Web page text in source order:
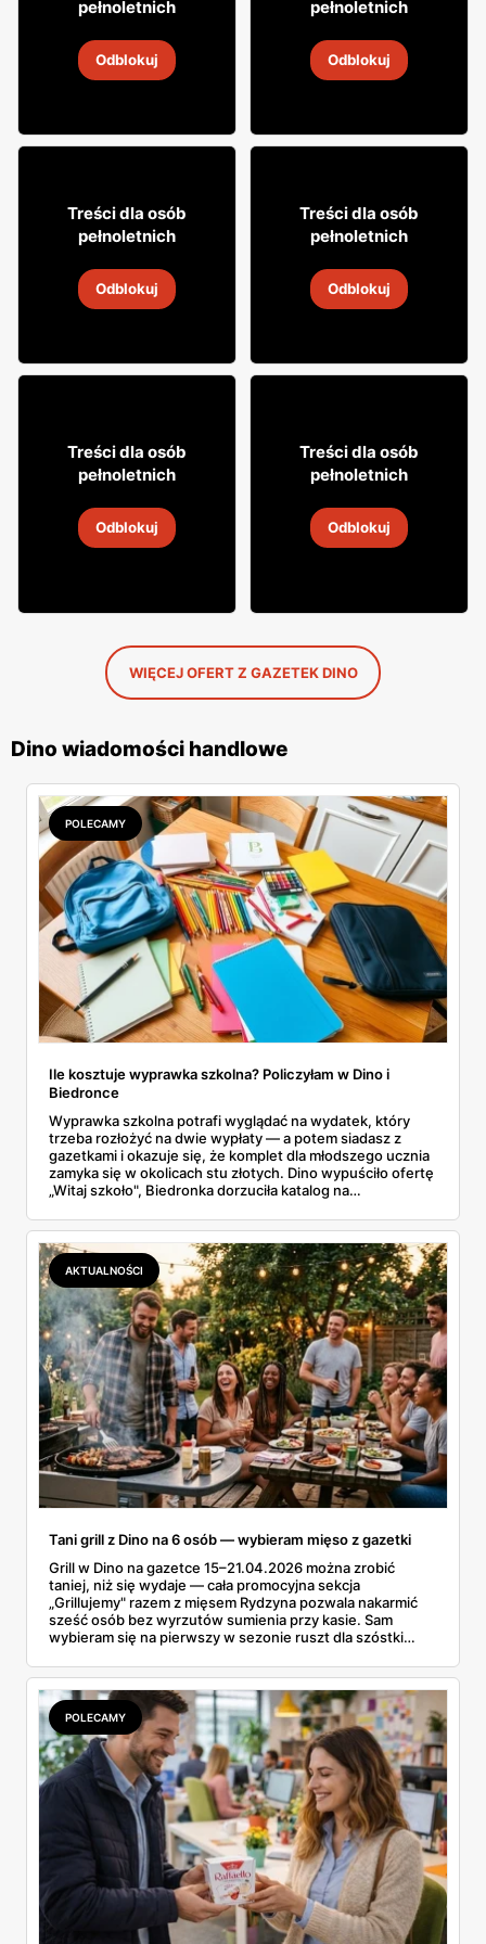
14 sie 2026
pełnoletnich
Odblokuj 14 sie 2026
pełnoletnich
Odblokuj
30 99
14 sie 2026
Treści dla osób
pełnoletnich
Odblokuj
119 99
14 sie 2026
Treści dla osób
pełnoletnich
Odblokuj
34 99
Wódka smakowa Żubrówka
14 sie 2026
Treści dla osób
pełnoletnich
Odblokuj
60 00
Whiskey Tullamore Dew
14 sie 2026
Treści dla osób
pełnoletnich
Odblokuj
WIĘCEJ OFERT Z GAZETEK DINO
Dino wiadomości handlowe
POLECAMY
Ile kosztuje wyprawka szkolna? Policzyłam w Dino i
Biedronce
Wyprawka szkolna potrafi wyglądać na wydatek, który
trzeba rozłożyć na dwie wypłaty — a potem siadasz z
gazetkami i okazuje się, że komplet dla młodszego ucznia
zamyka się w okolicach stu złotych. Dino wypuściło ofertę
„Witaj szkoło", Biedronka dorzuciła katalog na
Przejrzałam obie i policzyłam pozycja po pozycji: zeszyty,
piórniki, plecaki, farby, kleje. Poniżej cała lista przyborów
szkolnych z cenami i terminami.
AKTUALNOŚCI
Tani grill z Dino na 6 osób — wybieram mięso z gazetki
Grill w Dino na gazetce 15–21.04.2026 można zrobić
taniej, niż się wydaje — cała promocyjna sekcja
„Grillujemy" razem z mięsem Rydzyna pozwala nakarmić
sześć osób bez wyrzutów sumienia przy kasie. Sam
wybieram się na pierwszy w sezonie ruszt dla szóstki
porannej kawie. Kiełbasa Biesiadna za 11,99 zł,
marynowane udko z kurczaka po 15,99 zł za kilogram,
szynka wykwintna Rydzyna po 37,99. Sprawdzam, co
naprawdę wchodzi do koszyka, a co lepiej zostawić na
półce.
POLECAMY